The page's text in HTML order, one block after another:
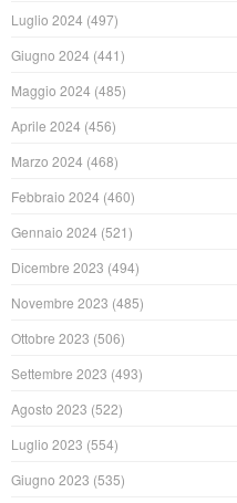
Luglio 2024 (497)
Giugno 2024 (441)
Maggio 2024 (485)
Aprile 2024 (456)
Marzo 2024 (468)
Febbraio 2024 (460)
Gennaio 2024 (521)
Dicembre 2023 (494)
Novembre 2023 (485)
Ottobre 2023 (506)
Settembre 2023 (493)
Agosto 2023 (522)
Luglio 2023 (554)
Giugno 2023 (535)